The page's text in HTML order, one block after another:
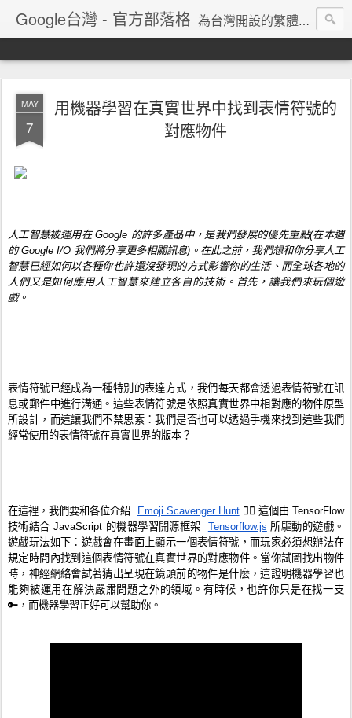
Google台灣 - 官方部落格 為台灣開設的繁體中文網誌，Google的最新消息、產品技術情報都在這裡
MAY
7
用機器學習在真實世界中找到表情符號的
對應物件
人工智慧被運用在 Google 的許多產品中，是我們發展的優先重點(在本週
的 Google I/O 我們將分享更多相關訊息)。在此之前，我們想和你分享人工
智慧已經如何以各種你也許還沒發現的方式影響你的生活、而全球各地的
人們又是如何應用人工智慧來建立各自的技術。首先，讓我們來玩個遊
戲。
表情符號已經成為一種特別的表達方式，我們每天都會透過表情符號在訊
息或郵件中進行溝通。這些表情符號是依照真實世界中相對應的物件原型
所設計，而這讓我們不禁思索：我們是否也可以透過手機來找到這些我們
經常使用的表情符號在真實世界的版本？
在這裡，我們要和各位介紹 Emoji Scavenger Hunt 🕵️‍♀️ 這個由 TensorFlow
技術結合 JavaScript 的機器學習開源框架 Tensorflow.js 所驅動的遊戲。
遊戲玩法如下：遊戲會在畫面上顯示一個表情符號，而玩家必須想辦法在
規定時間內找到這個表情符號在真實世界的對應物件。當你試圖找出物件
時，神經網絡會試著猜出呈現在鏡頭前的物件是什麼，這證明機器學習也
能夠被運用在解決嚴肅問題之外的領域。有時候，也許你只是在找一支
🔑，而機器學習正好可以幫助你。